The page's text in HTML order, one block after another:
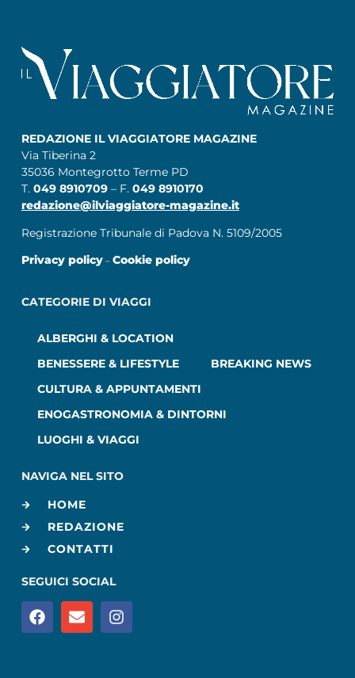
REDAZIONE IL VIAGGIATORE MAGAZINE
Via Tiberina 2
35036 Montegrotto Terme PD
T. 049 8910709 – F. 049 8910170
redazione@ilviaggiatore-magazine.it
Registrazione Tribunale di Padova N. 5109/2005
Privacy policy– Cookie policy
CATEGORIE DI VIAGGI
ALBERGHI & LOCATION
BENESSERE & LIFESTYLE
BREAKING NEWS
CULTURA & APPUNTAMENTI
ENOGASTRONOMIA & DINTORNI
LUOGHI & VIAGGI
NAVIGA NEL SITO
HOME
REDAZIONE
CONTATTI
SEGUICI SOCIAL